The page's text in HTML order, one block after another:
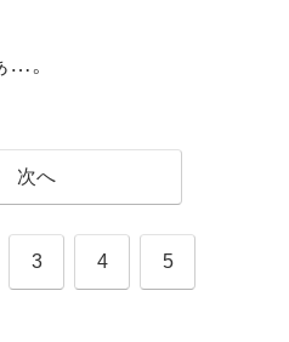
…。
次へ
3 4 5